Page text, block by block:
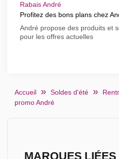
Rabais André
Profitez des bons plans chez
André propose des produits et
pour les offres actuelles
Accueil Soldes d'été
promo André
MARQUES LIÉES